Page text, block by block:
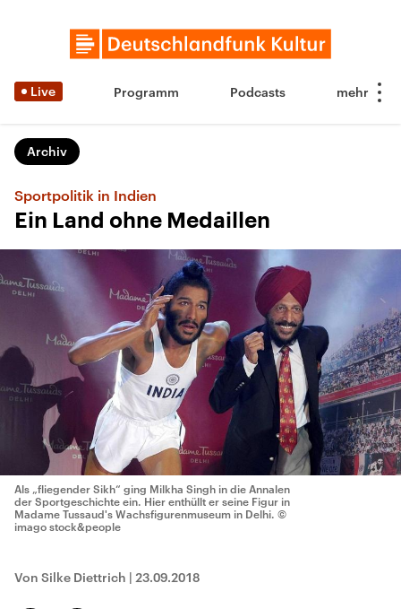
Live Programm Podcasts
Archiv
Sportpolitik in Indien
Ein Land ohne Medaillen
Als „fliegender Sikh“ ging Milkha Singh in die Annalen
der Sportgeschichte ein. Hier enthüllt er seine Figur in
Madame Tussaud's Wachsfigurenmuseum in Delhi. ©
imago stock&people
Von Silke Diettrich | 23.09.2018